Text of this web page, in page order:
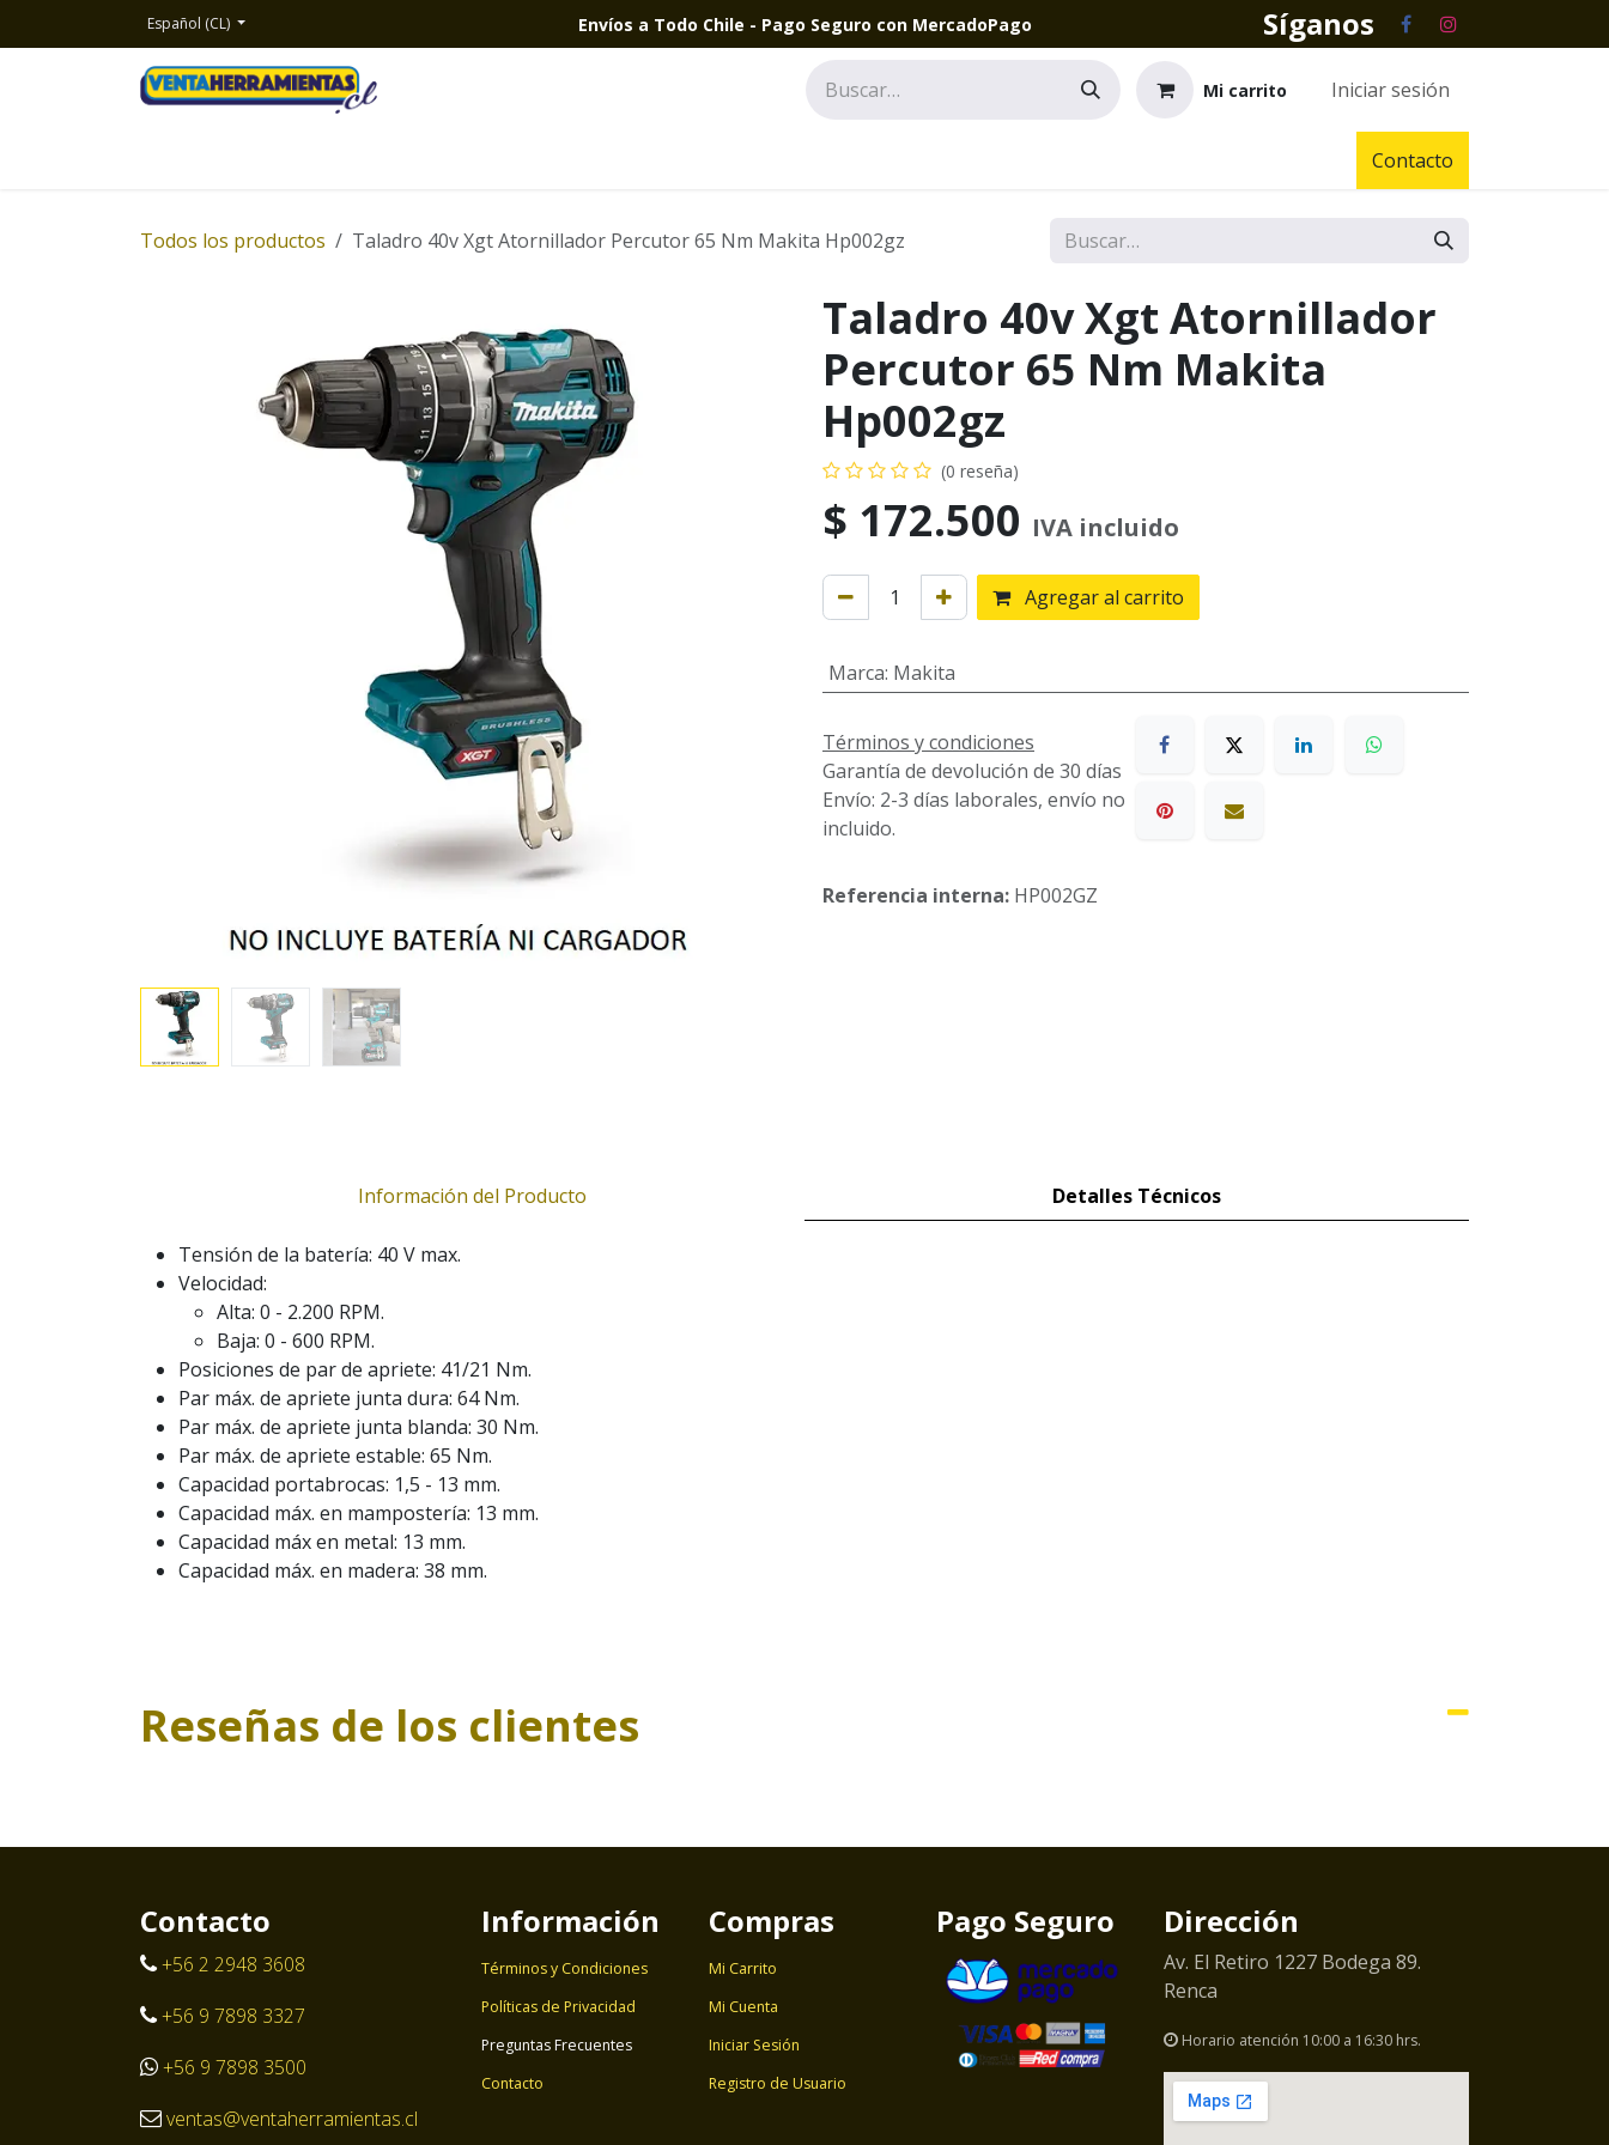
Español (CL) Envíos a Todo Chile - Pago Seguro con MercadoPago Síganos
Mi carrito Iniciar sesión
Contacto
Todos los productos Taladro 40v Xgt Atornillador Percutor 65 Nm Makita Hp002gz
Taladro 40v Xgt Atornillador
Percutor 65 Nm Makita
Hp002gz
(0 reseña)
$ 172.500 IVA incluido
Agregar al carrito
Marca: Makita
Términos y condiciones
Garantía de devolución de 30 días
Envío: 2-3 días laborales, envío no
incluido.
Referencia interna: HP002GZ
Información del Producto Detalles Técnicos
Tensión de la batería: 40 V max.
Velocidad:
Alta: 0 - 2.200 RPM.
Baja: 0 - 600 RPM.
Posiciones de par de apriete: 41/21 Nm.
Par máx. de apriete junta dura: 64 Nm.
Par máx. de apriete junta blanda: 30 Nm.
Par máx. de apriete estable: 65 Nm.
Capacidad portabrocas: 1,5 - 13 mm.
Capacidad máx. en mampostería: 13 mm.
Capacidad máx en metal: 13 mm.
Capacidad máx. en madera: 38 mm.
Reseñas de los clientes
Contacto
+56 2 2948 3608
+56 9 7898 3327
+56 9 7898 3500
ventas@ventaherramientas.cl
Información
Términos y Condiciones
Políticas de Privacidad
Preguntas Frecuentes
Contacto
Compras
Mi Carrito
Mi Cuenta
Iniciar Sesión
Registro de Usuario
Pago Seguro Dirección
Av. El Retiro 1227 Bodega 89.
Renca
Horario atención 10:00 a 16:30 hrs.